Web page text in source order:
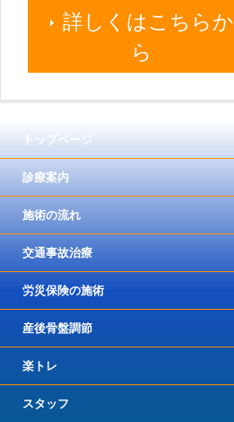
詳しくはこちらか
ら
トップページ
診療案内
施術の流れ
交通事故治療
労災保険の施術
産後骨盤調節
楽トレ
スタッフ